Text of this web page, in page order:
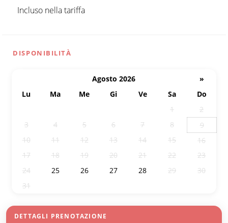
Incluso nella tariffa
DISPONIBILITÀ
Agosto 2026
»
Lu
Ma Me Gi Ve Sa
Do
1
2
3
4 5 6 7 8
9
10
11 12 13 14 15
16
17
18 19 20 21 22
23
24
25 26 27 28 29
30
31
DETTAGLI PRENOTAZIONE